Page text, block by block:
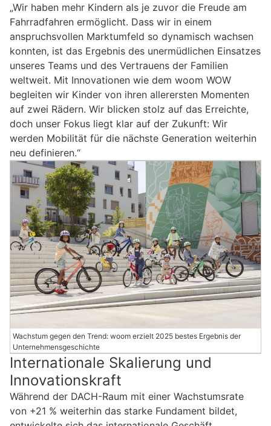
„Wir haben mehr Kindern als je zuvor die Freude am
Fahrradfahren ermöglicht. Dass wir in einem
anspruchsvollen Marktumfeld so dynamisch wachsen
konnten, ist das Ergebnis des unermüdlichen Einsatzes
unseres Teams und des Vertrauens der Familien
weltweit. Mit Innovationen wie dem woom WOW
begleiten wir Kinder von ihren allerersten Momenten
auf zwei Rädern. Wir blicken stolz auf das Erreichte,
doch unser Fokus liegt klar auf der Zukunft: Wir
werden Mobilität für die nächste Generation weiterhin
neu definieren.“
Wachstum gegen den Trend: woom erzielt 2025 bestes Ergebnis der
Unternehmensgeschichte
Internationale Skalierung und
Innovationskraft
Während der DACH-Raum mit einer Wachstumsrate
von +21 % weiterhin das starke Fundament bildet,